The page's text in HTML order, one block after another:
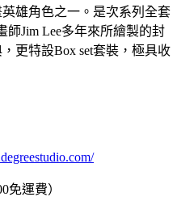
雄角色之一。是次系列全套
師Jim Lee多年來所繪製的封
更特設Box set套裝，極具收
免運費）